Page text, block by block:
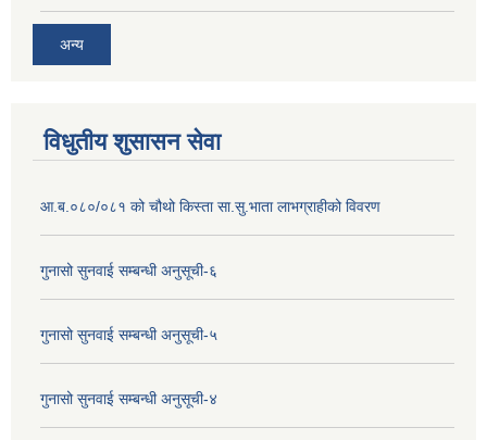
अन्य
विधुतीय शुसासन सेवा
आ.ब.०८०/०८१ को चौथो किस्ता सा.सु.भाता लाभग्राहीको विवरण
गुनासो सुनवाई सम्बन्धी अनुसूची-६
गुनासो सुनवाई सम्बन्धी अनुसूची-५
गुनासो सुनवाई सम्बन्धी अनुसूची-४